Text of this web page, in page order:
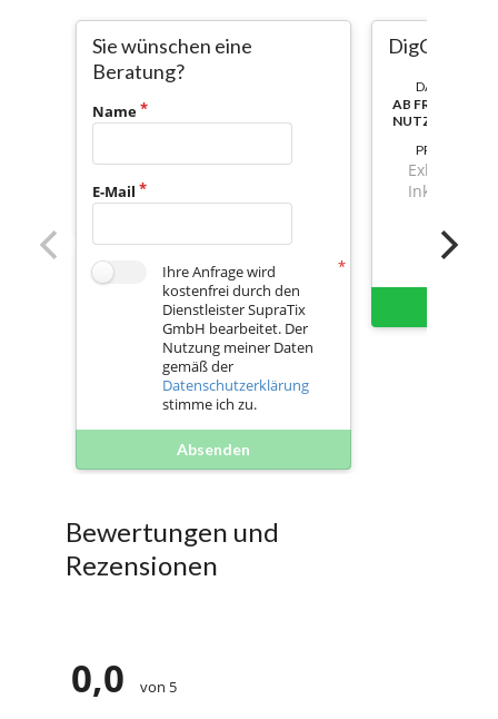
Sie wünschen eine
Beratung?
Name
E-Mail
Ihre Anfrage wird
kostenfrei durch den
Dienstleister SupraTix
GmbH bearbeitet. Der
Nutzung meiner Daten
gemäß der
Datenschutzerklärung
stimme ich zu.
Absenden
DigComp
DAUER:
AB
NUTZBAR
PREIS
Exkl. Mwst.
Inkl. Mwst.
Bewertungen und
Rezensionen
0,0 von 5